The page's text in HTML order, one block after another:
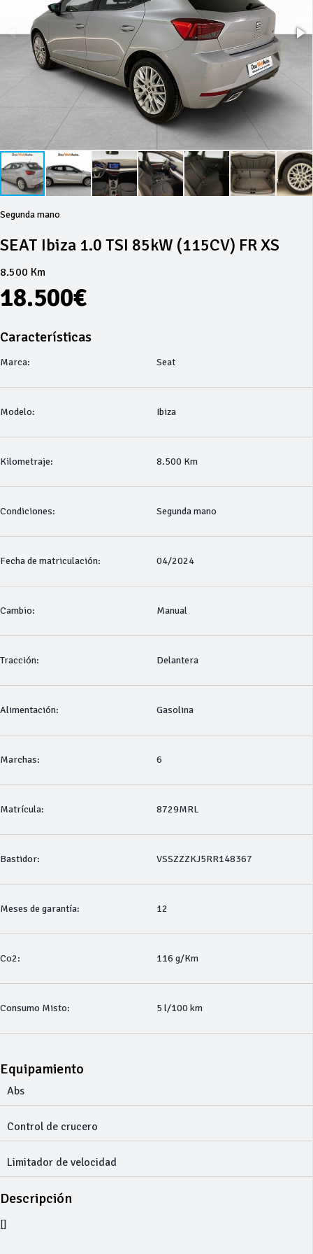
Segunda mano
SEAT Ibiza 1.0 TSI 85kW (115CV) FR XS
8.500 Km
18.500€
Características
Marca: Seat
Modelo: Ibiza
Kilometraje: 8.500 Km
Condiciones: Segunda mano
Fecha de matriculación: 04/2024
Cambio: Manual
Tracción: Delantera
Alimentación: Gasolina
Marchas: 6
Matrícula: 8729MRL
Bastidor: VSSZZZKJ5RR148367
Meses de garantía: 12
Co2: 116 g/Km
Consumo Misto: 5 l/100 km
Equipamiento
Abs
Control de crucero
Limitador de velocidad
Descripción
[]